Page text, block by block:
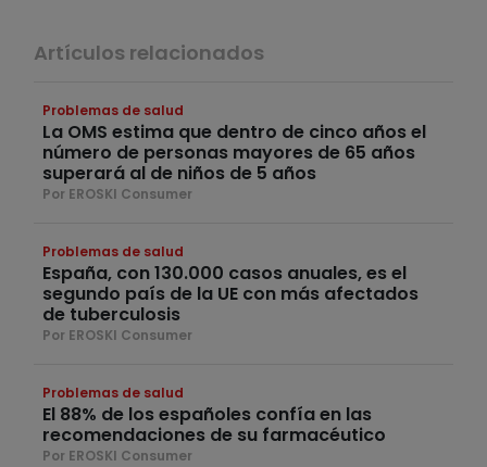
Artículos relacionados
Problemas de salud
La OMS estima que dentro de cinco años el
número de personas mayores de 65 años
superará al de niños de 5 años
Por EROSKI Consumer
Problemas de salud
España, con 130.000 casos anuales, es el
segundo país de la UE con más afectados
de tuberculosis
Por EROSKI Consumer
Problemas de salud
El 88% de los españoles confía en las
recomendaciones de su farmacéutico
Por EROSKI Consumer